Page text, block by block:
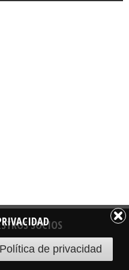
SOCIOS
Política de privacidad